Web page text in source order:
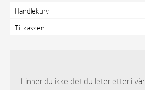
Handlekurv
Til kassen
Finner du ikke det du leter etter i vår